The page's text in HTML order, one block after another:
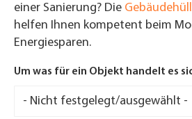
einer Sanierung? Die
helfen Ihnen kompetent beim
Energiesparen.
Um was für ein Objekt handelt es